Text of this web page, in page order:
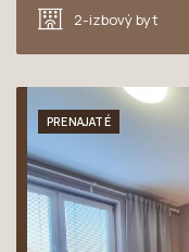
2-izbový byt
PRENAJATÉ